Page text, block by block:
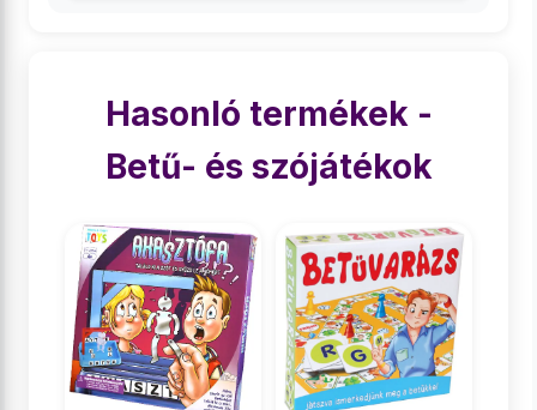
Hasonló termékek -
Betű- és szójátékok